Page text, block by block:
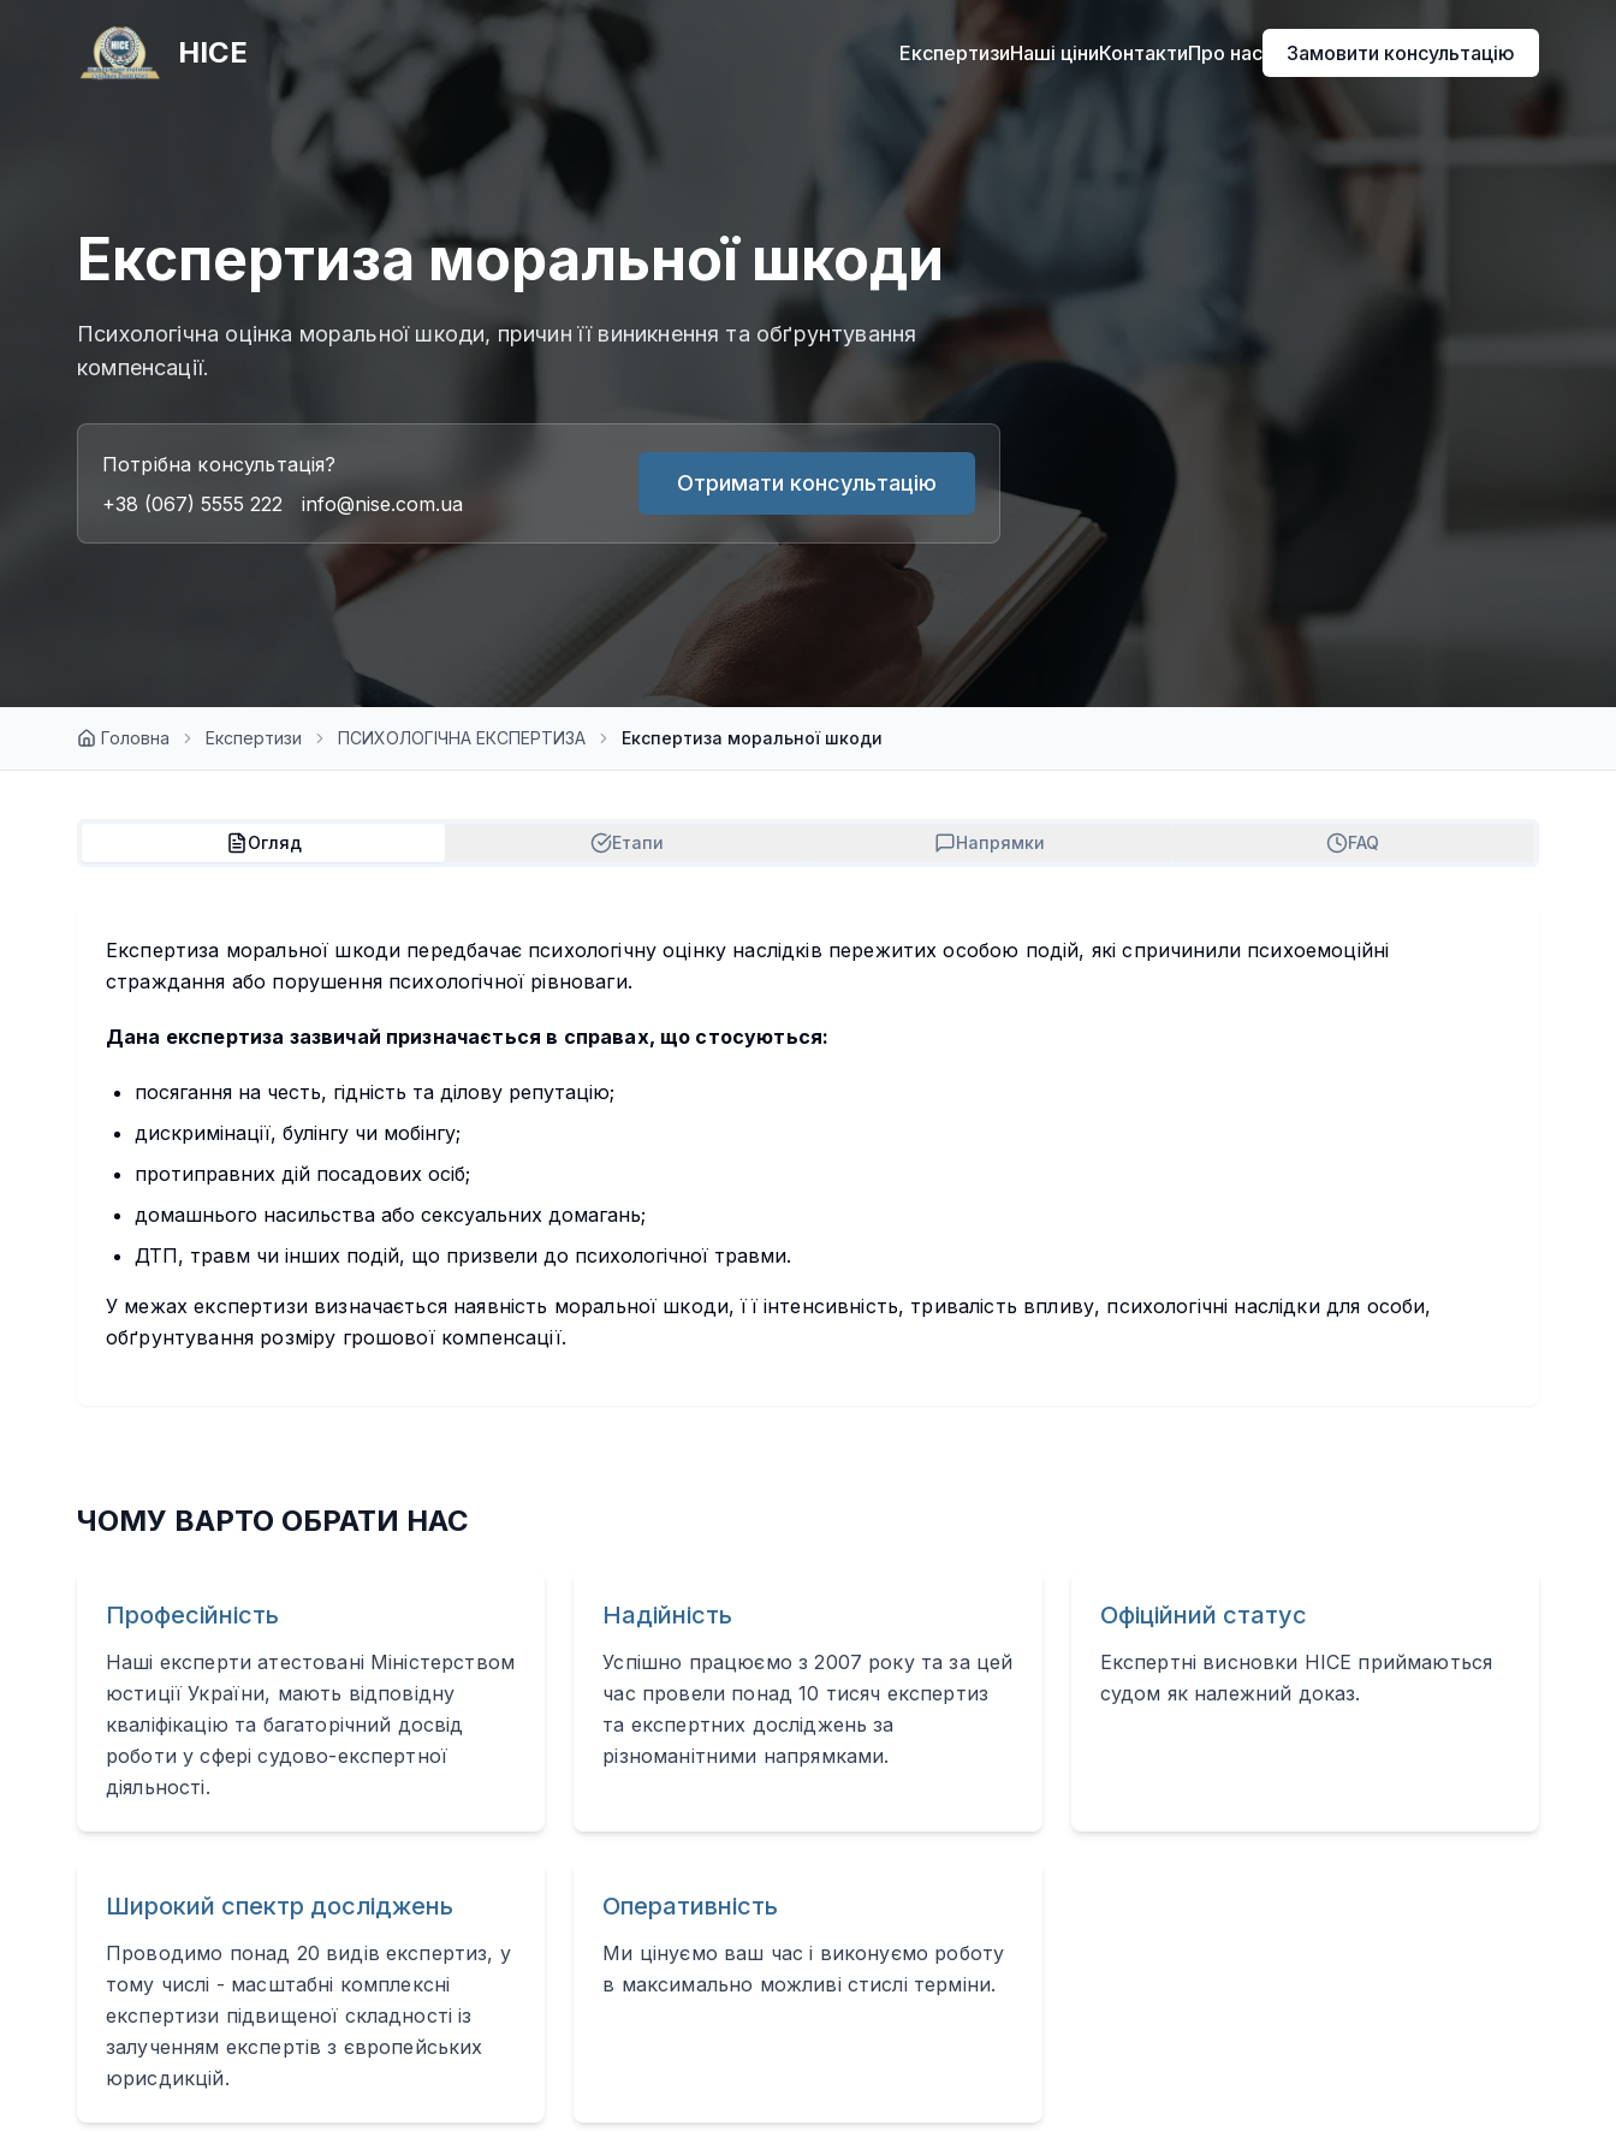
НІСЕ ЕкспертизиНаші ціниКонтактиПро нас Замовити консультацію
Експертиза моральної шкоди
Психологічна оцінка моральної шкоди, причин її виникнення та обґрунтування
компенсації.
Потрібна консультація?
+38 (067) 5555 222
info@nise.com.ua
Отримати консультацію
Головна Експертизи ПСИХОЛОГІЧНА ЕКСПЕРТИЗА Експертиза моральної шкоди
Огляд Етапи Напрямки FAQ
Експертиза моральної шкоди передбачає психологічну оцінку наслідків пережитих особою подій, які спричинили психоемоційні
страждання або порушення психологічної рівноваги.
Дана експертиза зазвичай призначається в справах, що стосуються:
посягання на честь, гідність та ділову репутацію;
дискримінації, булінгу чи мобінгу;
протиправних дій посадових осіб;
домашнього насильства або сексуальних домагань;
ДТП, травм чи інших подій, що призвели до психологічної травми.
У межах експертизи визначається наявність моральної шкоди, її інтенсивність, тривалість впливу, психологічні наслідки для особи,
обґрунтування розміру грошової компенсації.
ЧОМУ ВАРТО ОБРАТИ НАС
Професійність
Наші експерти атестовані Міністерством
юстиції України, мають відповідну
кваліфікацію та багаторічний досвід
роботи у сфері судово-експертної
діяльності.
Надійність
Успішно працюємо з 2007 року та за цей
час провели понад 10 тисяч експертиз
та експертних досліджень за
різноманітними напрямками.
Офіційний статус
Експертні висновки НІСЕ приймаються
судом як належний доказ.
Широкий спектр досліджень
Проводимо понад 20 видів експертиз, у
тому числі - масштабні комплексні
експертизи підвищеної складності із
залученням експертів з європейських
юрисдикцій.
Оперативність
Ми цінуємо ваш час і виконуємо роботу
в максимально можливі стислі терміни.